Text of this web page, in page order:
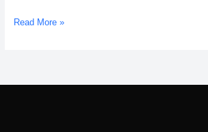
Read More »